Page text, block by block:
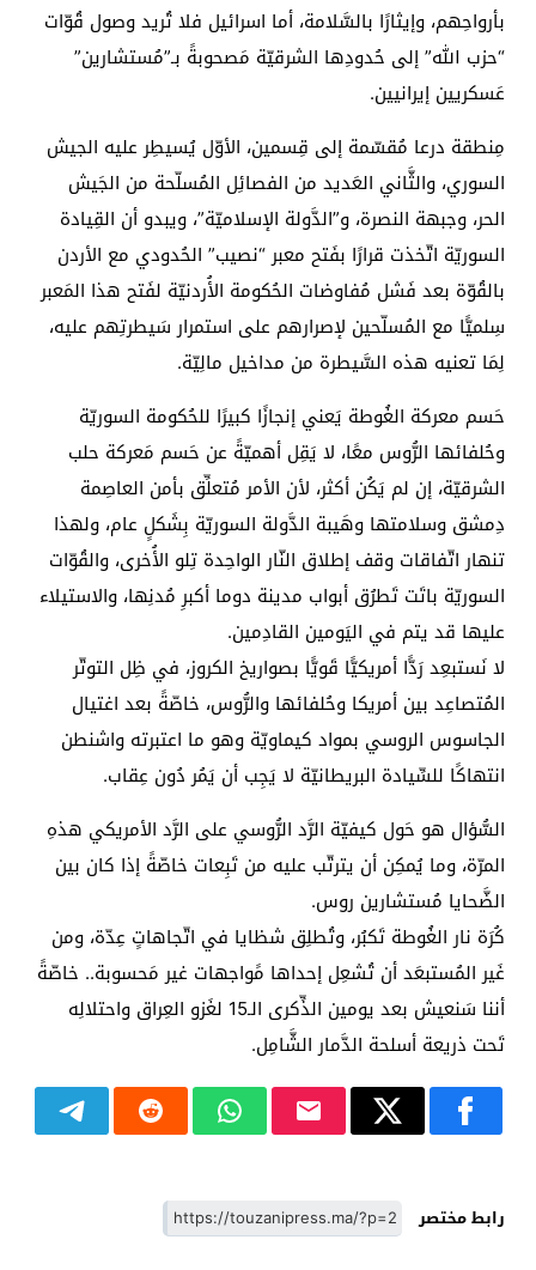
بأرواحِهم، وإيثارًا بالسَّلامة، أما اسرائيل فلا تُريد وصول قُوّات
“حزب الله” إلى حُدودِها الشرقيّة مَصحوبةً بـ”مُستشارين”
عَسكريين إيرانيين.
مِنطقة درعا مُقسّمة إلى قِسمين، الأوّل يُسيطِر عليه الجيش
السوري، والثَّاني العَديد من الفصائِل المُسلّحة من الجَيش
الحر، وجبهة النصرة، و”الدَّولة الإسلاميّة”، ويبدو أن القِيادة
السوريّة اتّخذت قرارًا بفَتح معبر “نصيب” الحُدودي مع الأردن
بالقُوّة بعد فَشل مُفاوضات الحُكومة الأُردنيّة لفَتح هذا المَعبر
سِلميًّا مع المُسلّحين لإصرارهم على استمرار سَيطرتِهم عليه،
لِمَا تعنيه هذه السَّيطرة من مداخيل مالِيّة.
حَسم معركة الغُوطة يَعني إنجازًا كبيرًا للحُكومة السوريّة
وحُلفائها الرُّوس معًا، لا يَقِل أهميّةً عن حَسم مَعركة حلب
الشرقيّة، إن لم يَكُن أكثر، لأن الأمر مُتعلِّق بأمن العاصِمة
دِمشق وسلامتها وهَيبة الدَّولة السوريّة بِشَكلٍ عام، ولهذا
تنهار اتّفاقات وقف إطلاق النّار الواحِدة تِلو الأُخرى، والقُوّات
السوريّة باتَت تَطرُق أبواب مدينة دوما أكبرِ مُدنِها، والاستيلاء
عليها قد يتم في اليَومين القادِمين.
لا نَستبعِد رَدًّا أمريكيًّا قَويًّا بصواريخ الكروز، في ظِل التوتّر
المُتصاعِد بين أمريكا وحُلفائها والرُّوس، خاصّةً بعد اغتيال
الجاسوس الروسي بمواد كيماويّة وهو ما اعتبرته واشنطن
انتهاكًا للسِّيادة البريطانيّة لا يَجِب أن يَمُر دُون عِقاب.
السُّؤال هو حَول كيفيّة الرَّد الرُّوسي على الرَّد الأمريكي هذهِ
المرّة، وما يُمكِن أن يترتّب عليه من تَبِعات خاصّةً إذا كان بين
الضَّحايا مُستشارين روس.
كُرَة نار الغُوطة تَكبُر، وتُطلِق شظايا في اتّجاهاتٍ عِدّة، ومن
غَير المُستبعَد أن تُشعِل إحداها مًواجهات غير مَحسوبة.. خاصّةً
أننا سَنعيش بعد يومين الذِّكرى الـ15 لغَزو العِراق واحتلالِه
تَحت ذريعة أسلحة الدَّمار الشَّامِل.
رابط مختصر